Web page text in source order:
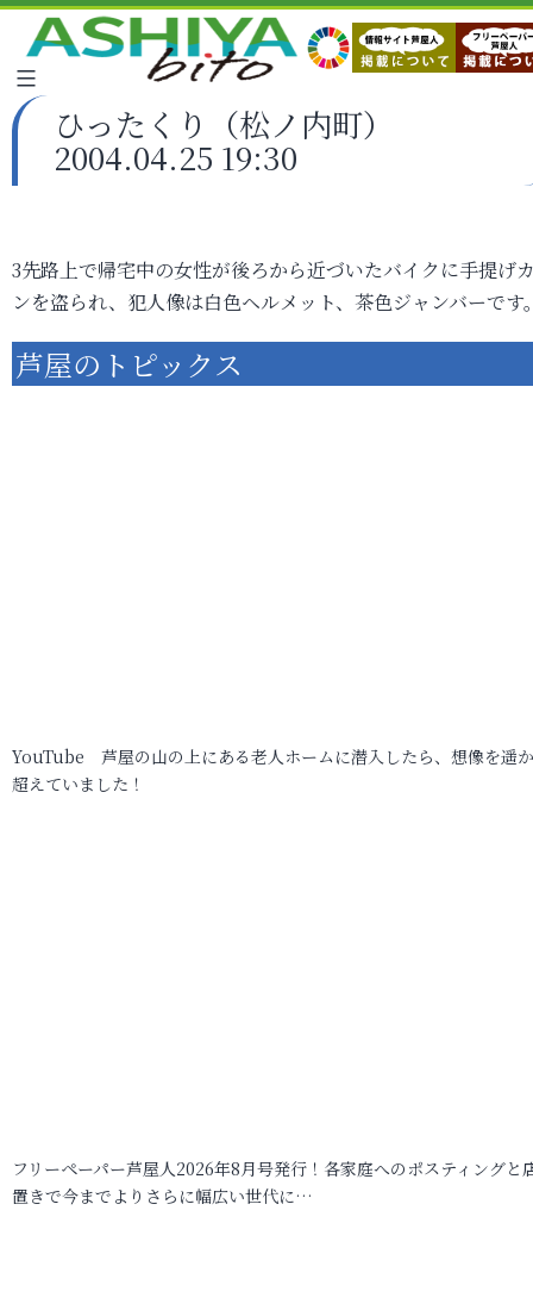
ひったくり（松ノ内町）
2004.04.25 19:30
3先路上で帰宅中の女性が後ろから近づいたバイクに手提げ
ンを盗られ、犯人像は白色ヘルメット、茶色ジャンバーです
芦屋のトピックス
YouTube 芦屋の山の上にある老人ホームに潜入したら、想像を遥
超えていました！
フリーペーパー芦屋人2026年8月号発行！各家庭へのポスティングと
置きで今までよりさらに幅広い世代に…